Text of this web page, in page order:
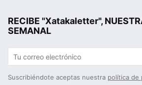
RECIBE "Xatakaletter",
SEMANAL
Suscribiéndote aceptas nuestra política de